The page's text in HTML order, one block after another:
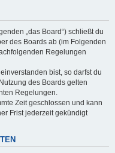
„das Board“) schließt du
des Boards ab (im Folgenden
Regelungen
bist, so darfst du
des Boards gelten
Regelungen.
Zeit geschlossen und kann
Frist jederzeit gekündigt